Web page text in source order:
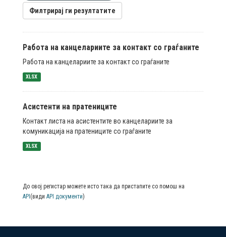
Филтрирај ги резултатите
Работа на канцелариите за контакт со граѓаните
Работа на канцелариите за контакт со граѓаните
XLSX
Асистенти на пратениците
Контакт листа на асистентите во канцелариите за
комуникација на пратениците со граѓаните
XLSX
До овој регистар можете исто така да пристапите со помош на
API (види API документи)